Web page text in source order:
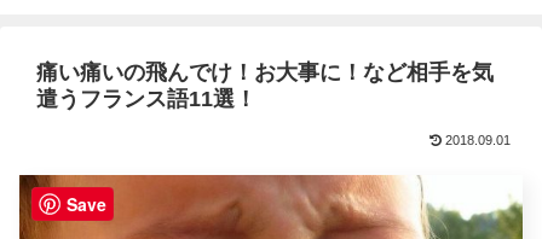
痛い痛いの飛んでけ！お大事に！など相手を気
遣うフランス語11選！
2018.09.01
Save